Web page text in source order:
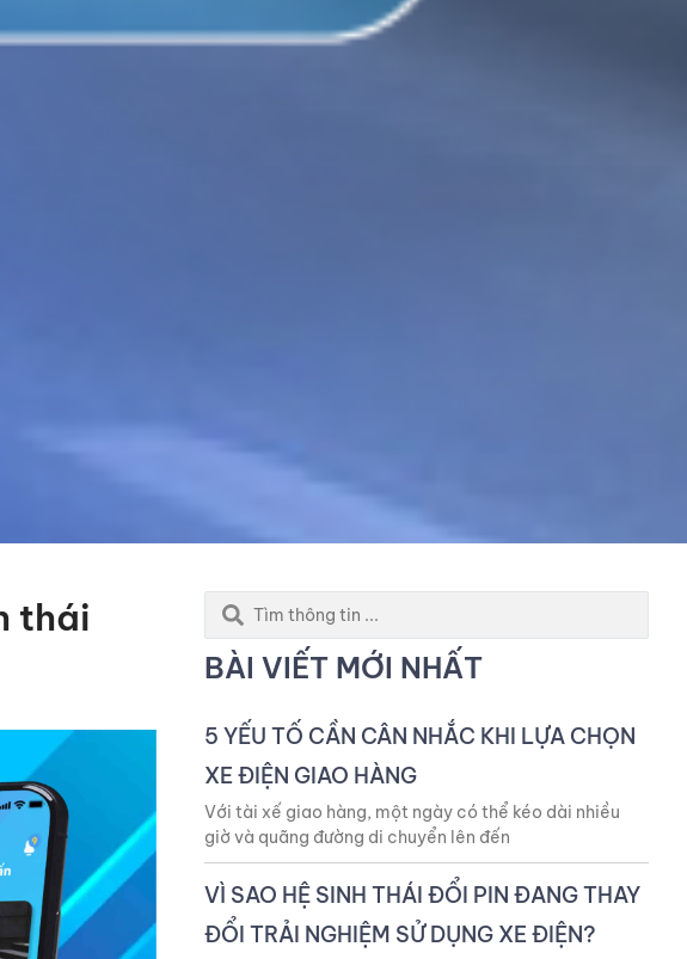
thái
Search
BÀI VIẾT MỚI NHẤT
5 YẾU TỐ CẦN CÂN NHẮC KHI LỰA CHỌN
XE ĐIỆN GIAO HÀNG
Với tài xế giao hàng, một ngày có thể kéo dài nhiều
giờ và quãng đường di chuyển lên đến
VÌ SAO HỆ SINH THÁI ĐỔI PIN ĐANG THAY
ĐỔI TRẢI NGHIỆM SỬ DỤNG XE ĐIỆN?